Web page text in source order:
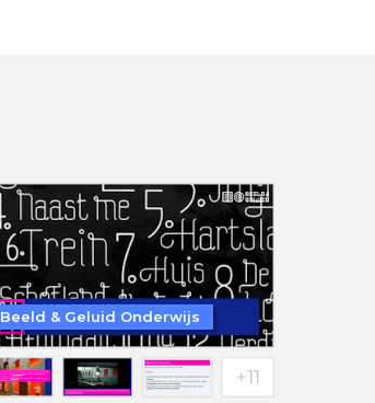
Beeld & Geluid Onderwijs